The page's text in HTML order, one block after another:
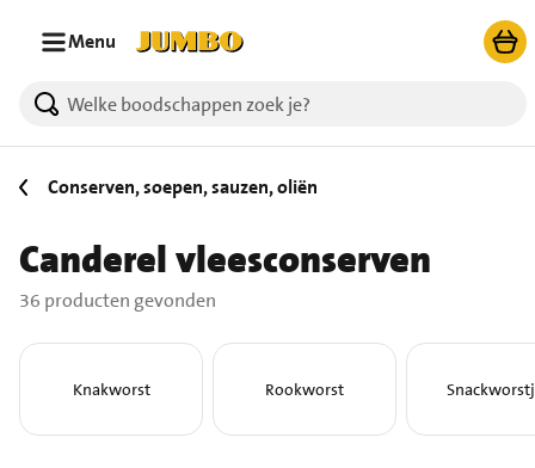
Menu
36 producten gevonden.
Conserven, soepen, sauzen, oliën
Canderel vleesconserven
36 producten gevonden
Knakworst Rookworst